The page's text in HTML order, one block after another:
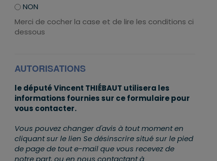
NON
Merci de cocher la case et de lire les conditions ci
dessous
AUTORISATIONS
le député Vincent THIÉBAUT utilisera les
informations fournies sur ce formulaire pour
vous contacter.
Vous pouvez changer d'avis à tout moment en
cliquant sur le lien Se désinscrire situé sur le pied
de page de tout e-mail que vous recevez de
notre part, ou en nous contactant à